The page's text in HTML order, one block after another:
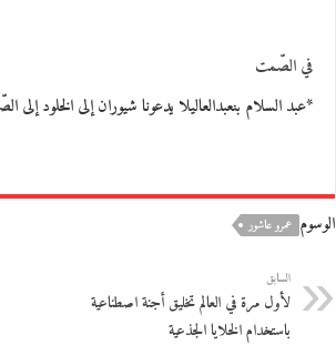
في الصّمت
*عبد السلام بنعبدالعاليلا يدعونا شيوران إلى الخلود
الوسوم عمرو عاشور
السابق
لأول مرة في العالم تخليق أجنة اصطناعية
باستخدام الخلايا الجذعية